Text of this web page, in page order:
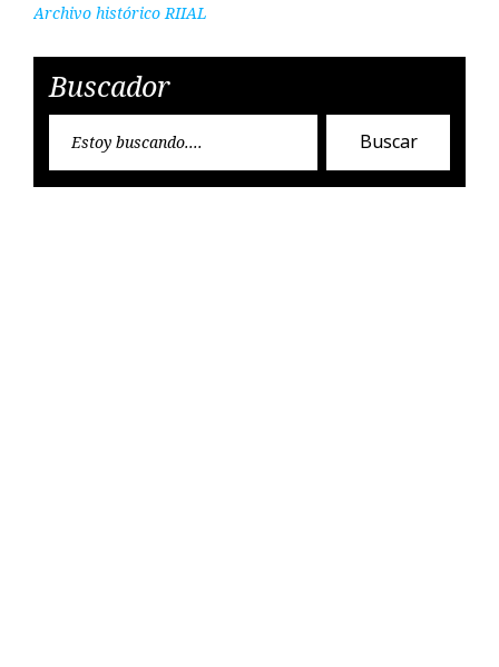
Archivo histórico RIIAL
Buscador
Buscar